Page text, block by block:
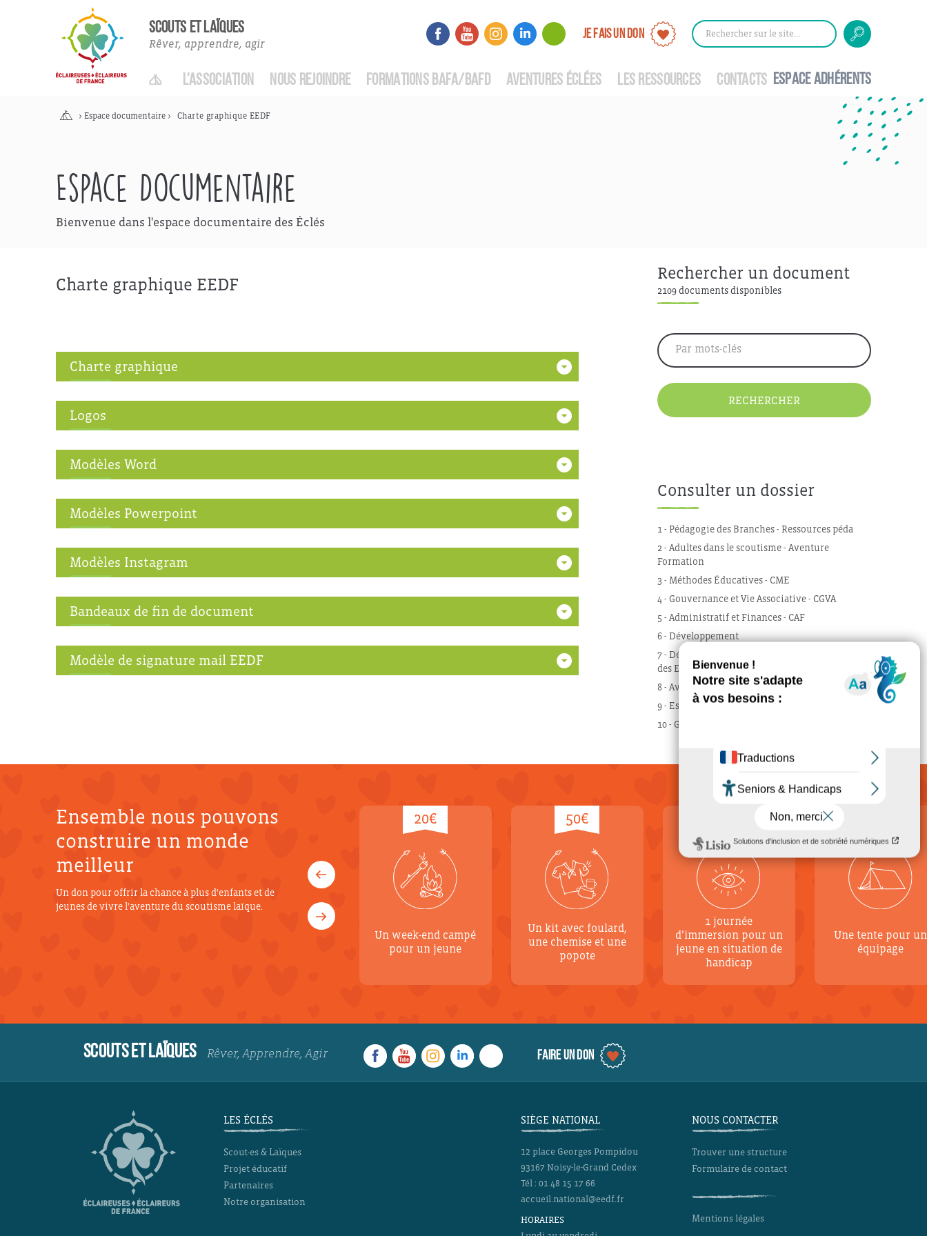
SCOUTS ET LAÏQUES
Rêver, apprendre, agir
ACCUEIL
L’ASSOCIATION NOUS REJOINDRE FORMATIONS BAFA/BAFD AVENTURES ÉCLÉES LES RESSOURCES CONTACTS
JE FAIS UN DON
ESPACE ADHÉRENTS
Rechercher
site
Rechercher
Accueil
> Espace documentaire> Charte graphique EEDF
Espace Documentaire
Bienvenue dans l'espace documentaire des Éclés
Charte graphique EEDF
Charte graphique
Logos
Modèles Word
Modèles Powerpoint
Modèles Instagram
Bandeaux de fin de document
Modèle de signature mail EEDF
Rechercher un document
2109 documents disponibles
Par mots-clés
RECHERCHER
Consulter un dossier
1 - Pédagogie des Branches - Ressources péda
2 - Adultes dans le scoutisme - Aventure
Formation
3 - Méthodes Éducatives - CME
4 - Gouvernance et Vie Associative - CGVA
5 - Administratif et Finances - CAF
6 - Développement
7 - Découverte, communication et Valorisation
des EEDF
8 - Aventures Éclées - Activités ouvertes
9 - Espace salarié EEDF
10 - Gestion des incidents et urgences
Ensemble nous pouvons
construire un monde
meilleur
Un don pour offrir la chance à plus d'enfants et de
jeunes de vivre l'aventure du scoutisme laïque.
20€
Un week-end campé
pour un jeune
50€
Un kit avec foulard,
une chemise et une
popote
1 journée
d’immersion pour un
jeune en situation de
handicap
Une tente pour un
équipage
SCOUTS ET LAÏQUES Rêver, Apprendre, Agir FAIRE UN DON
LES ÉCLÉS
Scout·es & Laïques
Projet éducatif
Partenaires
Notre organisation
SIÈGE NATIONAL
12 place Georges Pompidou
93167 Noisy-le-Grand Cedex
Tél : 01 48 15 17 66
accueil.national@eedf.fr
HORAIRES
NOUS CONTACTER
Trouver une structure
Formulaire de contact
Mentions légales